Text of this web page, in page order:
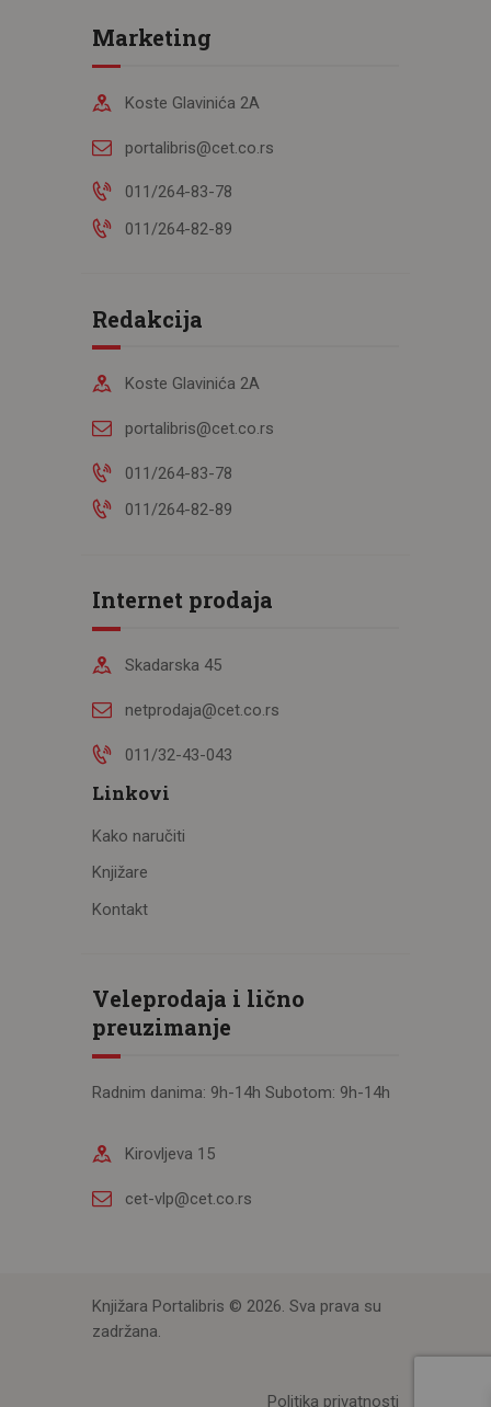
Marketing
Koste Glavinića 2A
portalibris@cet.co.rs
011/264-83-78
011/264-82-89
Redakcija
Koste Glavinića 2A
portalibris@cet.co.rs
011/264-83-78
011/264-82-89
Internet prodaja
Skadarska 45
netprodaja@cet.co.rs
011/32-43-043
Linkovi
Kako naručiti
Knjižare
Kontakt
Veleprodaja i lično
preuzimanje
Radnim danima: 9h-14h Subotom: 9h-14h
Kirovljeva 15
cet-vlp@cet.co.rs
Knjižara Portalibris © 2026. Sva prava su
zadržana.
Politika privatnosti